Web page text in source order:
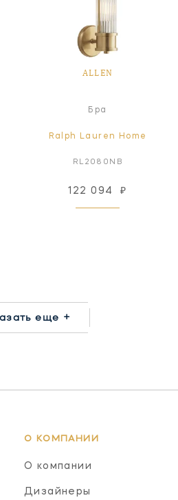
ALLEN
Бра
Ralph Lauren Home
RL2080NB
122 094 ₽
еще +
О КОМПАНИИ
О компании
Дизайнеры